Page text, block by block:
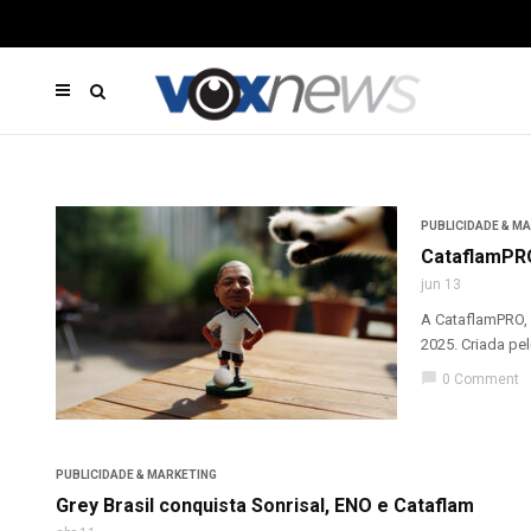
PUBLICIDADE &
jun 13
A
2025. Criada
chat_bubble 0 Comment
PUBLICIDADE & MARKETING
Grey Brasil conquista Sonrisal, ENO e Cataflam